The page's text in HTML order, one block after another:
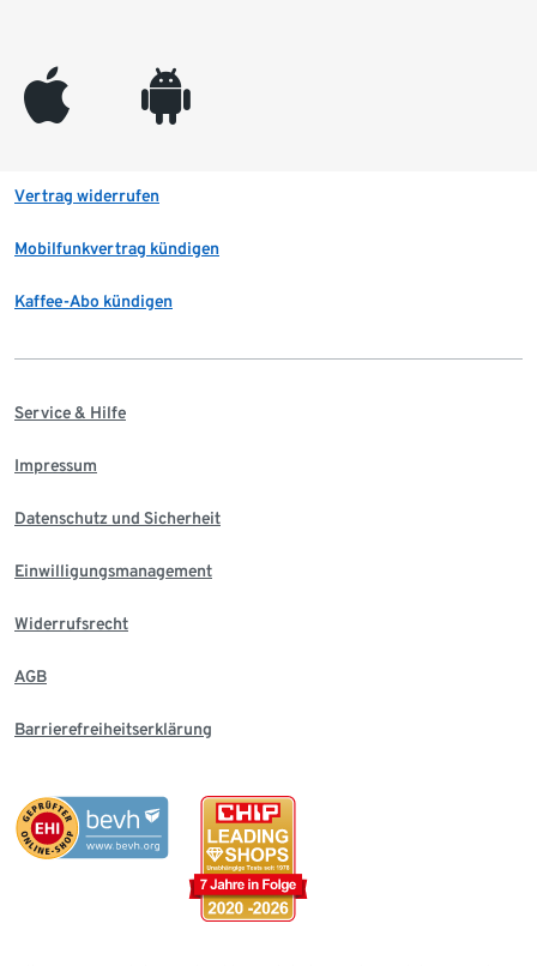
appleinc android
Vertrag widerrufen
Mobilfunkvertrag kündigen
Kaffee-Abo kündigen
Service & Hilfe
Impressum
Datenschutz und Sicherheit
Einwilligungsmanagement
Widerrufsrecht
AGB
Barrierefreiheitserklärung